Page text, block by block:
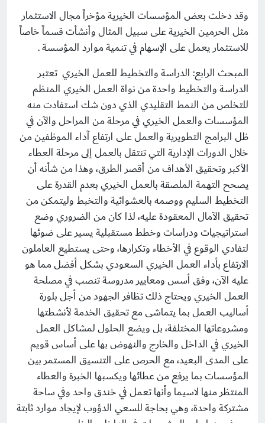
وقد دخلت بعض المؤسسات الخيرية مؤخراً مجال الاستثمار
مثل الحرمين الخيرية على سبيل المثال وأنشأت قسماً خاصاً
للاستثمار يعمل على الإسهام في تنمية موارد المؤسسة .
المبحث الرابع: الدراسة والتخطيط للعمل الخيري تعتبر
الدراسة والتخطيط واحدة من نواة العمل الخيري المنظم
للتخلص من النمط التقليدي الذي دون شك استفادت منه
المؤسسات والعمل الخيري في مرحلة من المراحل والآن في
ظل البرامج التطويرية والعمل على ارتفاع آداء الموظفين من
خلال الدورات الإدارية التي تنتقل بالعمل إلى مرحلة العطاء
الأكبر وتحقيق الأهداف من أقصر الطرق، وهذا من شأنه أن
يصحح التهمة الملصقة بالعمل الخيري بعدم القدرة على
التخطيط السليم ووصمه بالعشوائية والتخبط وليتمكن من
تحقيق الآمال المعقودة عليه، لذا كان من الضروري وضع
استراتيجيات ودراسات وخطط مستقبلية يسير على ضوئها
لتفادي الوقوع في الأخطاء وتكرارها، وحتى يستطيع العاملون
الارتفاع بأداء العمل الخيري السعودي بشكل أفضل مما هو
عليه الآن، وفق أسس ومعايير مدروسة تنصب في مصلحة
العمل الخيري ويحتاج ذلك تظافر الجهود من أجل بلورة
أساليب العمل بما يتماشى مع تحقيق الخدمة لأنشطتها
ومشروعاتها المختلفة، بل ويضع الحلول لمشاكل العمل
الخيري في الداخل والخارج والنهوض بها على أساس قويم
على المدى البعيد، مع الحرص على التنسيق المستمر بين
المؤسسات بما يرفع من عطائها ويكسبها الخبرة والعطاء
المنتظر منها لاسيما وأنها تعمل في خندق واحد وفي ساحة
مشتركة واحدة، وهي بحاجة للسعي الدؤوب لإيجاد موارد ثابتة